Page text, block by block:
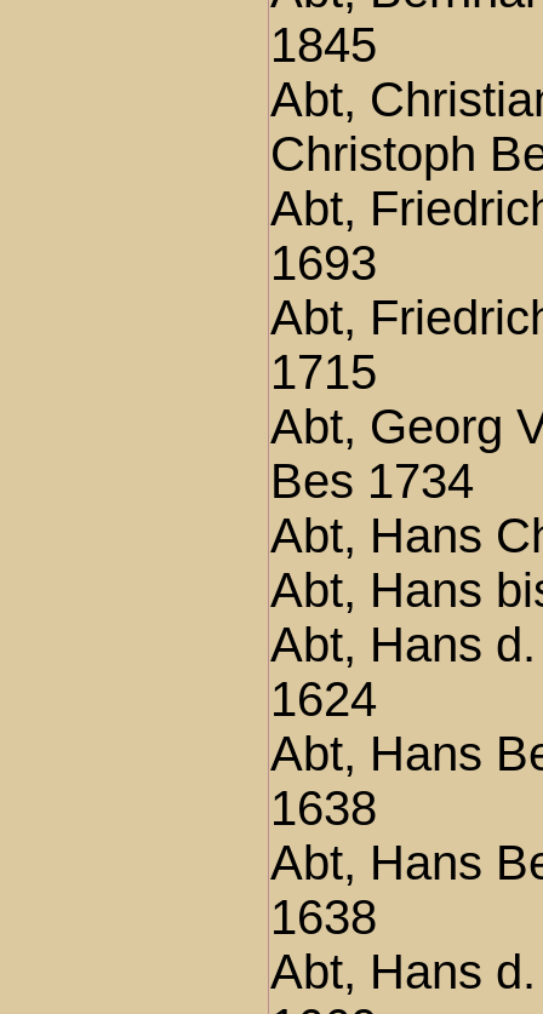
1845
Abt,
Christoph
Abt,
1693
Abt,
1715
Abt, Georg
Bes 1734
Abt, Hans
Abt, Hans
Abt, Hans
1624
Abt, Hans
1638
Abt, Hans
1638
Abt, Hans